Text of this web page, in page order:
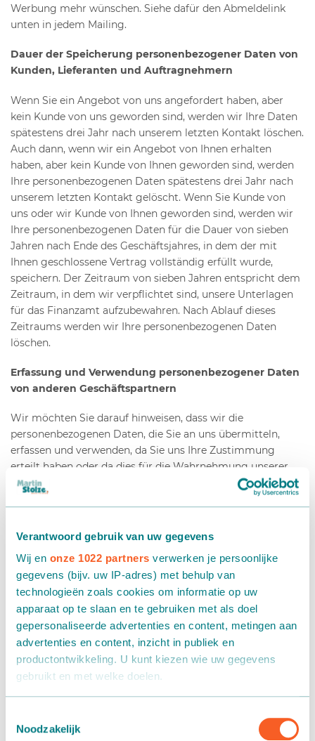
Verantwoord gebruik van uw gegevens
Wij en onze 1022 partners verwerken je persoonlijke
gegevens (bijv. uw IP-adres) met behulp van
technologieën zoals cookies om informatie op uw
apparaat op te slaan en te gebruiken met als doel
gepersonaliseerde advertenties en content, metingen aan
advertenties en content, inzicht in publiek en
productontwikkeling. U kunt kiezen wie uw gegevens
gebruikt en met welke doelen.
Informatie verzamelen over uw geografische locatie,
Noodzakelijk
Werbung mehr wünschen. Siehe dafür den Abmeldelink
unten in jedem Mailing.
Dauer der Speicherung personenbezogener Daten von
Kunden, Lieferanten und Auftragnehmern
Wenn Sie ein Angebot von uns angefordert haben, aber
kein Kunde von uns geworden sind, werden wir Ihre Daten
spätestens drei Jahr nach unserem letzten Kontakt löschen.
Auch dann, wenn wir ein Angebot von Ihnen erhalten
haben, aber kein Kunde von Ihnen geworden sind, werden
Ihre personenbezogenen Daten spätestens drei Jahr nach
unserem letzten Kontakt gelöscht. Wenn Sie Kunde von
uns oder wir Kunde von Ihnen geworden sind, werden wir
Ihre personenbezogenen Daten für die Dauer von sieben
Jahren nach Ende des Geschäftsjahres, in dem der mit
Ihnen geschlossene Vertrag vollständig erfüllt wurde,
speichern. Der Zeitraum von sieben Jahren entspricht dem
Zeitraum, in dem wir verpflichtet sind, unsere Unterlagen
für das Finanzamt aufzubewahren. Nach Ablauf dieses
Zeitraums werden wir Ihre personenbezogenen Daten
löschen.
Erfassung und Verwendung personenbezogener Daten
von anderen Geschäftspartnern
Wir möchten Sie darauf hinweisen, dass wir die
personenbezogenen Daten, die Sie an uns übermitteln,
erfassen und verwenden, da Sie uns Ihre Zustimmung
erteilt haben oder da dies für die Wahrnehmung unserer
berechtigten Interessen notwendig ist. Wir verarbeiten die
folgenden Daten: Name, Adresse und Kontaktdaten.
verwenden wir Ihre Daten, damit wir uns für Zwecke, die für
unser Unternehmen von Belang sind, mit Ihnen in
Verbindung setzen können. Dazu gehören beispielsweise
die Besprechung einer möglichen Zusammenarbeit, die
Verschaffung und Einholung von Informationen und die
Instandhaltung unseres Netzwerks.
Sie sind nicht verpflichtet, uns Ihre personenbezogenen
Daten zu übermitteln. Wenn Sie uns keine oder